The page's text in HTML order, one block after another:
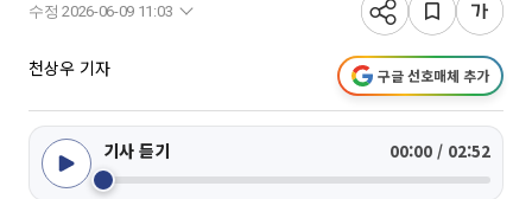
수정 2026-06-09 11:03
천상우 기자 구글 선호매체 추가
기사 듣기 00:00 / 02:52